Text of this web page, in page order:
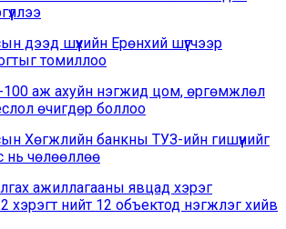
дээд шүүхийн Ерөнхий шүүгчээр
томиллоо
аж ахуйн нэгжид цом, өргөмжлөл
өчигдөр боллоо
Хөгжлийн банкны ТУЗ-ийн гишүүнийг
нь чөлөөллөө
ажиллагааны явцад хэрэг
2 хэрэгт нийт 12 объектод нэгжлэг хийв